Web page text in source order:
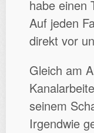
habe einen
Auf jeden
direkt vor
Gleich am
seinem
Irgendwie